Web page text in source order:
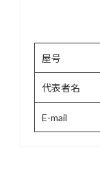
屋号
代表者名
E-mail